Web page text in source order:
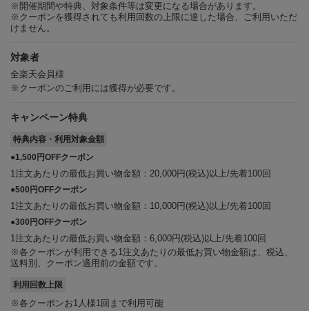
※開催期間や特典、対象条件等は変更になる場合があります。
※クーポンを獲得されても利用回数の上限に達した場合、ご利用いただ
けません。
対象者
全楽天会員様
※クーポンのご利用には獲得が必要です。
キャンペーン特典
特典内容・利用対象金額
●1,500円OFFクーポン
1注文あたりの最低お買い物金額：20,000円(税込)以上/先着100回
●500円OFFクーポン
1注文あたりの最低お買い物金額：10,000円(税込)以上/先着100回
●300円OFFクーポン
1注文あたりの最低お買い物金額：6,000円(税込)以上/先着100回
※各クーポンが利用できる1注文あたりの最低お買い物金額は、税込、
送料別、クーポン適用前の金額です。
利用回数上限
※各クーポンお1人様1回まで利用可能